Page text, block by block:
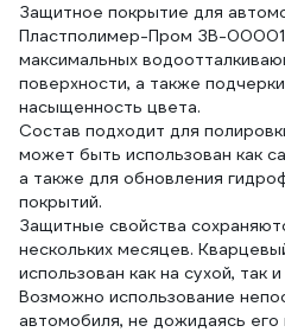
Защитное покрытие для
Пластполимер-Пром ЗВ-
максимальных
поверхности, а также
насыщенность цвета.
Состав подходит для
может быть использован как
а также для обновления
покрытий.
Защитные свойства
нескольких месяцев.
использован как на сухой, так
Возможно использование
автомобиля, не дожидаясь его